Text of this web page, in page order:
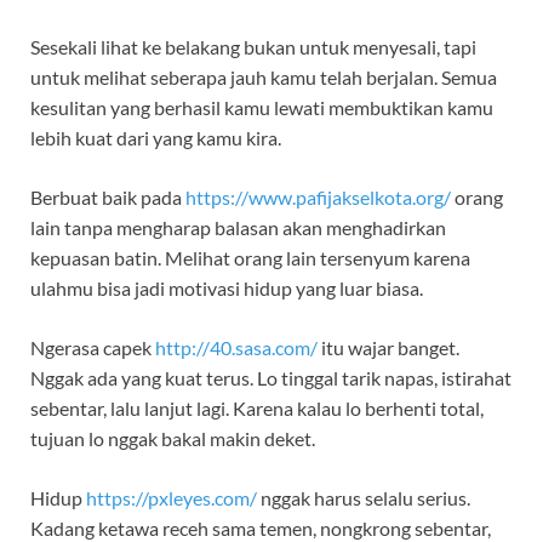
Sesekali lihat ke belakang bukan untuk menyesali, tapi
untuk melihat seberapa jauh kamu telah berjalan. Semua
kesulitan yang berhasil kamu lewati membuktikan kamu
lebih kuat dari yang kamu kira.
Berbuat baik pada https://www.pafijakselkota.org/orang
lain tanpa mengharap balasan akan menghadirkan
kepuasan batin. Melihat orang lain tersenyum karena
ulahmu bisa jadi motivasi hidup yang luar biasa.
Ngerasa capek http://40.sasa.com/ itu wajar banget.
Nggak ada yang kuat terus. Lo tinggal tarik napas, istirahat
sebentar, lalu lanjut lagi. Karena kalau lo berhenti total,
tujuan lo nggak bakal makin deket.
Hidup https://pxleyes.com/ nggak harus selalu serius.
Kadang ketawa receh sama temen, nongkrong sebentar,